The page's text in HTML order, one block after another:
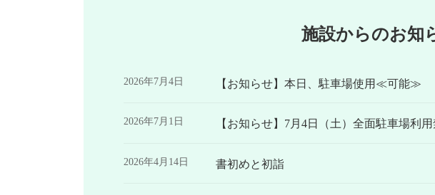
施設からのお知
2026年7月4日 【お知らせ】本日、駐車場使用≪可能≫
2026年7月1日 【お知らせ】7月4日（土）全面駐車場利用
2026年4月14日 書初めと初詣